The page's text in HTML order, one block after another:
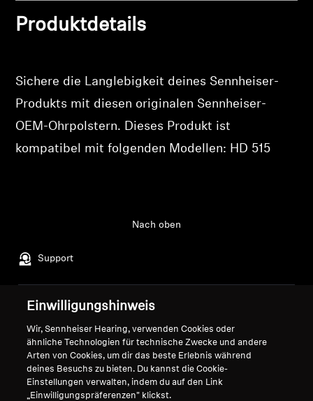
Klangraum
Support
Produktdetails
Sichere die Langlebigkeit deines Sennheiser-
Produkts mit diesen originalen Sennheiser-
OEM-Ohrpolstern. Dieses Produkt ist
kompatibel mit folgenden Modellen: HD 515
Support
Nach oben
Impressum
Globale Datenschutzrichtlinie
Allgemeine
Geschäftsbedingungen für
Online-Verkäufe an Verbraucher
Richtlinie zur koordinierten
Karriere bei Sonova
Einwilligungshinweis
Wir, Sennheiser Hearing, verwenden Cookies oder
ähnliche Technologien für technische Zwecke und andere
Arten von Cookies, um dir das beste Erlebnis während
deines Besuchs zu bieten. Du kannst die Cookie-
Einstellungen verwalten, indem du auf den Link
„Einwilligungspräferenzen" klickst.
Anmeldung erforderlich
Ihre zuvor gespeicherten Artikel anzuzeigen.
Login